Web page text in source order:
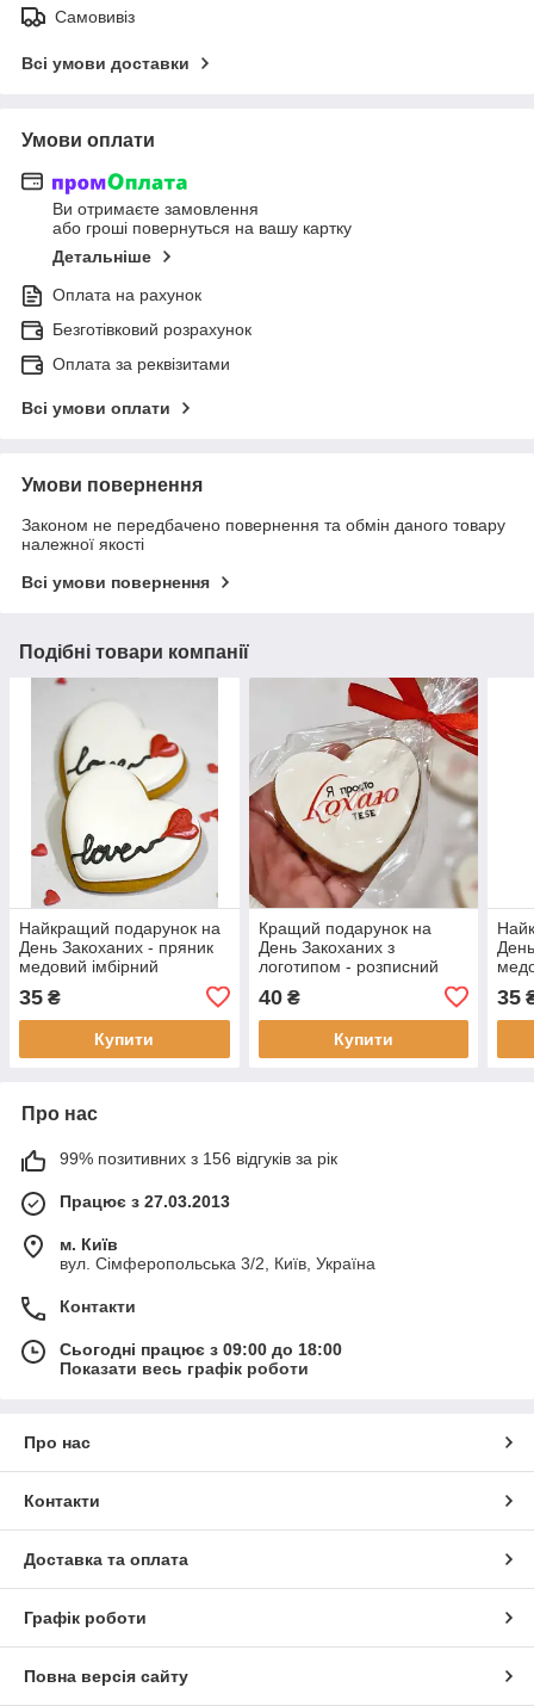
Самовивіз
Всі умови доставки
Умови оплати
Ви отримаєте замовлення
або гроші повернуться на вашу картку
Детальніше
Оплата на рахунок
Безготівковий розрахунок
Оплата за реквізитами
Всі умови оплати
Умови повернення
Законом не передбачено повернення та обмін даного товару
належної якості
Всі умови повернення
Подібні товари компанії
Найкращий подарунок на
День Закоханих - пряник
медовий імбірний
35 ₴
Купити
Кращий подарунок на
День Закоханих з
логотипом - розписний
40₴
Купити
35
Про нас
99% позитивних з 156 відгуків за рік
Працює з 27.03.2013
м. Київ
вул. Сімферопольська 3/2, Київ, Україна
Контакти
Сьогодні працює з 09:00 до 18:00
Показати весь графік роботи
Про нас
Контакти
Доставка та оплата
Графік роботи
Повна версія сайту